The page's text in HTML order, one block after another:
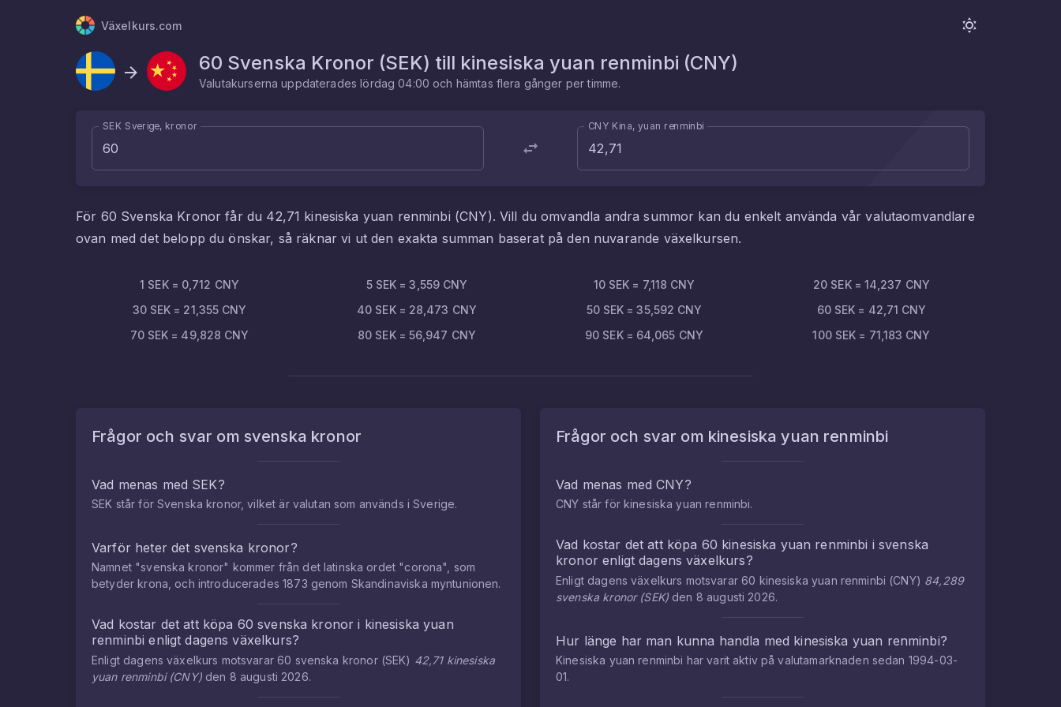
Växelkurs.com
60 Svenska Kronor (SEK) till kinesiska yuan renminbi (CNY)
Valutakurserna uppdateradeslördag 04:00 och hämtas flera gånger per timme.
SEK Sverige, kronor CNY Kina, yuan renminbi
För 60 Svenska Kronor får du 42,71 kinesiska yuan renminbi (CNY). Vill du omvandla andra summor kan du enkelt använda vår valutaomvandlare
ovan med det belopp du önskar, så räknar vi ut den exakta summan baserat på den nuvarande växelkursen.
1 SEK= 0,712 CNY 5 SEK =3,559 CNY 10 SEK = 7,118 CNY 20 SEK= 14,237 CNY
30 SEK = 21,355 CNY 40 SEK= 28,473 CNY 50 SEK =35,592 CNY 60 SEK = 42,71 CNY
70 SEK = 49,828 CNY 80 SEK= 56,947 CNY 90 SEK= 64,065 CNY 100 SEK = 71,183 CNY
Frågor och svar om svenska kronor
Vad menas med SEK?
SEK står för Svenska kronor, vilket är valutan som används i Sverige.
Varför heter det svenska kronor?
Namnet "svenska kronor" kommer från det latinska ordet "corona", som
betyder krona, och introducerades 1873 genom Skandinaviska myntunionen.
Vad kostar det att köpa 60svenska kronor i kinesiska yuan
renminbi enligt dagens växelkurs?
Enligt dagens växelkurs motsvarar60 svenska kronor(SEK) 42,71 kinesiska
yuan renminbi(CNY)den 8 augusti 2026.
Frågor och svar om kinesiska yuan renminbi
Vad menas medCNY?
CNY står för kinesiska yuan renminbi.
Vad kostar det att köpa 60 kinesiska yuan renminbi i svenska
kronorenligt dagens växelkurs?
Enligt dagens växelkurs motsvarar60 kinesiska yuan renminbi (CNY) 84,289
svenska kronor(SEK) den 8 augusti 2026.
Hur länge har man kunna handla med kinesiska yuan renminbi?
Kinesiska yuan renminbi har varit aktiv på valutamarknaden sedan 1994-03-
01.